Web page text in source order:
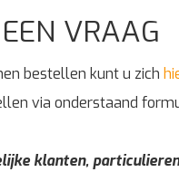
VRAAG
bestellen kunt u zich
via onderstaand
klanten,